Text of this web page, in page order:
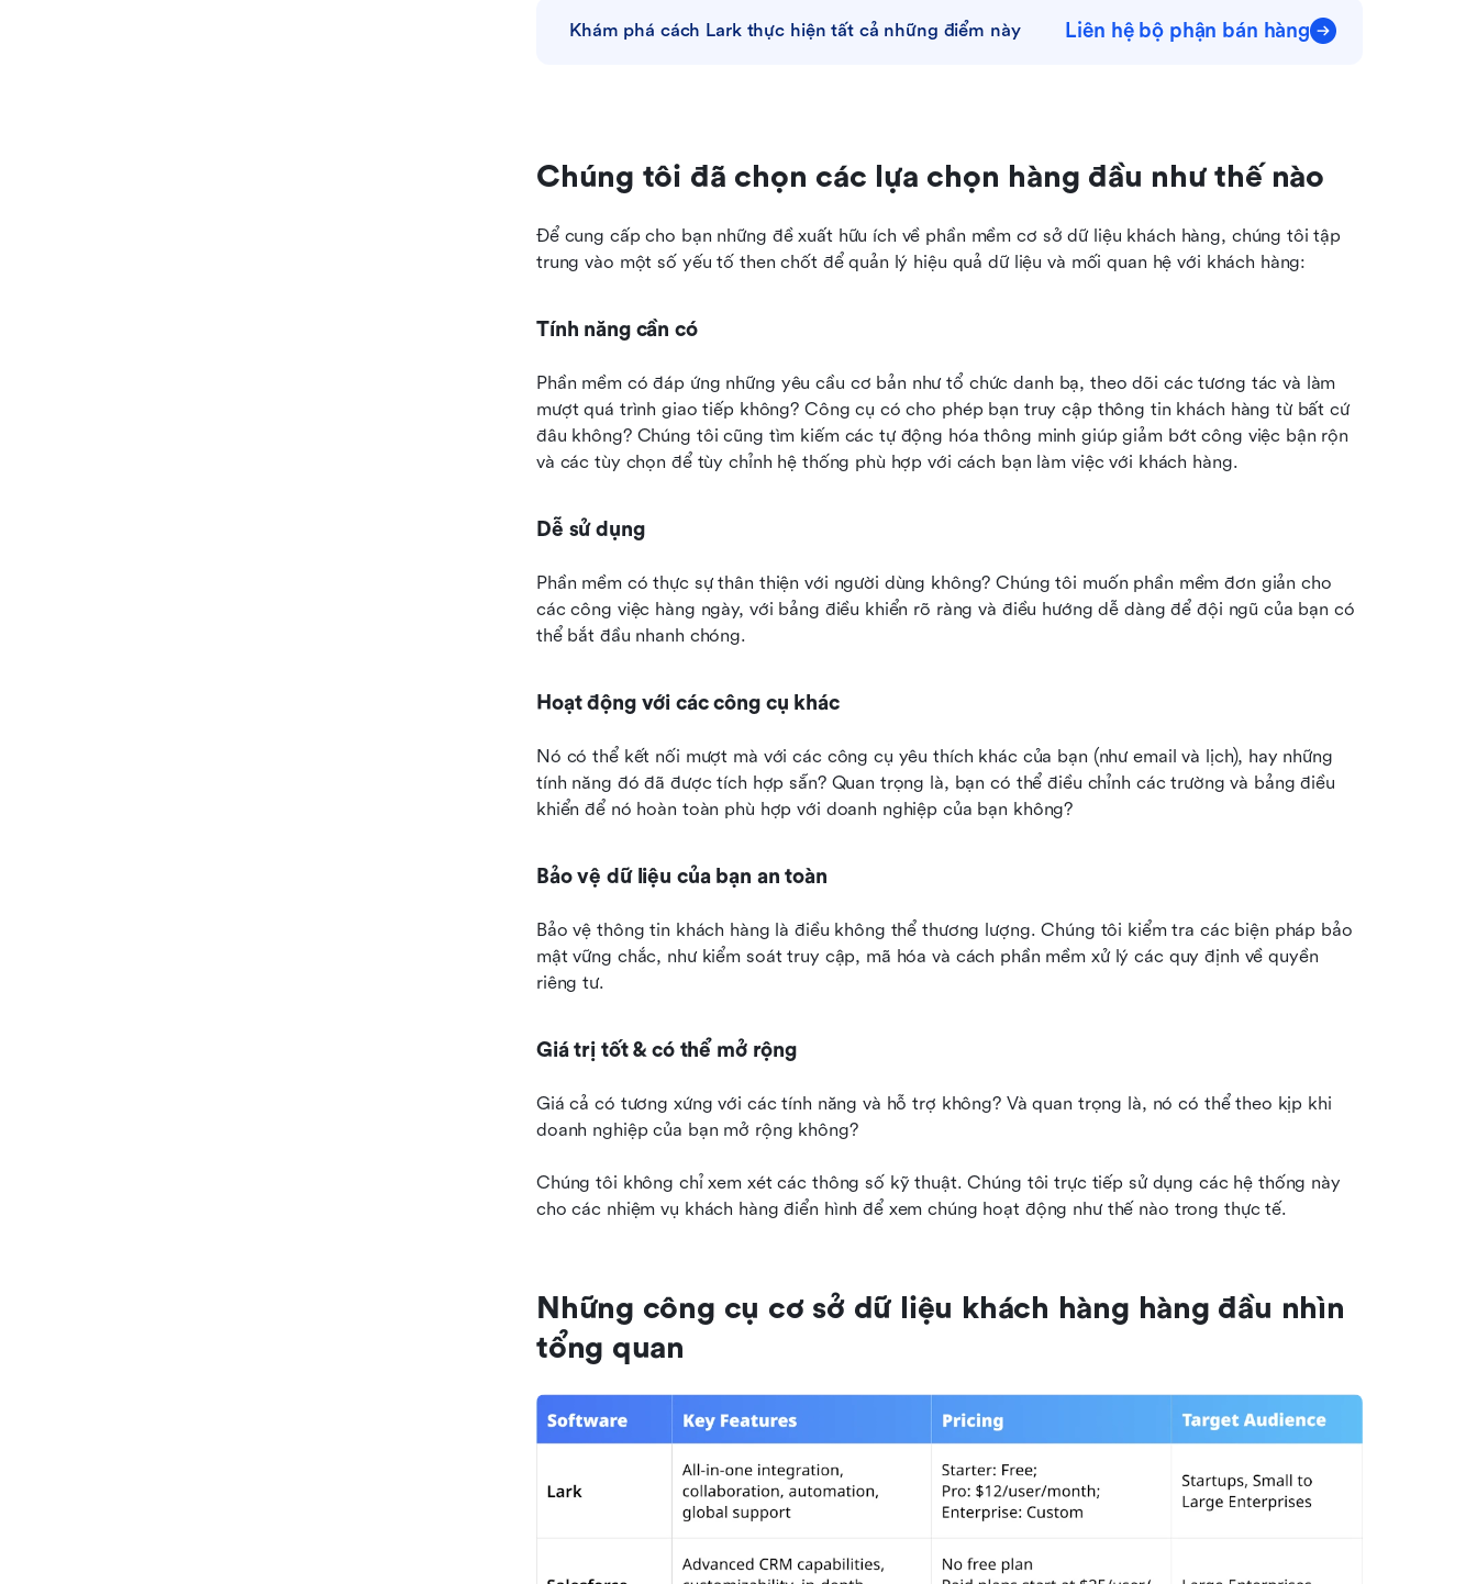
Khám phá cách Lark thực hiện tất cả những điểm này Liên hệ bộ phận bán hàng
Chúng tôi đã chọn các lựa chọn hàng đầu như thế nào
Để cung cấp cho bạn những đề xuất hữu ích về phần mềm cơ sở dữ liệu khách hàng, chúng tôi tập
trung vào một số yếu tố then chốt để quản lý hiệu quả dữ liệu và mối quan hệ với khách hàng:
Tính năng cần có
Phần mềm có đáp ứng những yêu cầu cơ bản như tổ chức danh bạ, theo dõi các tương tác và làm
mượt quá trình giao tiếp không? Công cụ có cho phép bạn truy cập thông tin khách hàng từ bất cứ
đâu không? Chúng tôi cũng tìm kiếm các tự động hóa thông minh giúp giảm bớt công việc bận rộn
và các tùy chọn để tùy chỉnh hệ thống phù hợp với cách bạn làm việc với khách hàng.
Dễ sử dụng
Phần mềm có thực sự thân thiện với người dùng không? Chúng tôi muốn phần mềm đơn giản cho
các công việc hàng ngày, với bảng điều khiển rõ ràng và điều hướng dễ dàng để đội ngũ của bạn có
thể bắt đầu nhanh chóng.
Hoạt động với các công cụ khác
Nó có thể kết nối mượt mà với các công cụ yêu thích khác của bạn (như email và lịch), hay những
tính năng đó đã được tích hợp sẵn? Quan trọng là, bạn có thể điều chỉnh các trường và bảng điều
khiển để nó hoàn toàn phù hợp với doanh nghiệp của bạn không?
Bảo vệ dữ liệu của bạn an toàn
Bảo vệ thông tin khách hàng là điều không thể thương lượng. Chúng tôi kiểm tra các biện pháp bảo
mật vững chắc, như kiểm soát truy cập, mã hóa và cách phần mềm xử lý các quy định về quyền
riêng tư.
Giá trị tốt & có thể mở rộng
Giá cả có tương xứng với các tính năng và hỗ trợ không? Và quan trọng là, nó có thể theo kịp khi
doanh nghiệp của bạn mở rộng không?
Chúng tôi không chỉ xem xét các thông số kỹ thuật. Chúng tôi trực tiếp sử dụng các hệ thống này
cho các nhiệm vụ khách hàng điển hình để xem chúng hoạt động như thế nào trong thực tế.
Những công cụ cơ sở dữ liệu khách hàng hàng đầu nhìn
tổng quan